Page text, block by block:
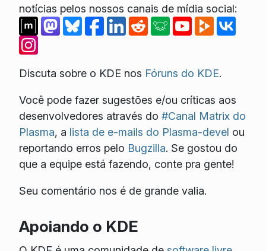
notícias pelos nossos canais de mídia social:
Discuta sobre o KDE nos Fóruns do KDE.
Você pode fazer sugestões e/ou críticas aos
desenvolvedores através do #Canal Matrix do
Plasma, a lista de e-mails do Plasma-devel ou
reportando erros pelo Bugzilla. Se gostou do
que a equipe está fazendo, conte pra gente!
Seu comentário nos é de grande valia.
Apoiando o KDE